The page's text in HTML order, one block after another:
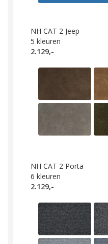
NH CAT 2 Jeep
5 kleuren
2.129,-
NH CAT 2 Porta
6 kleuren
2.129,-